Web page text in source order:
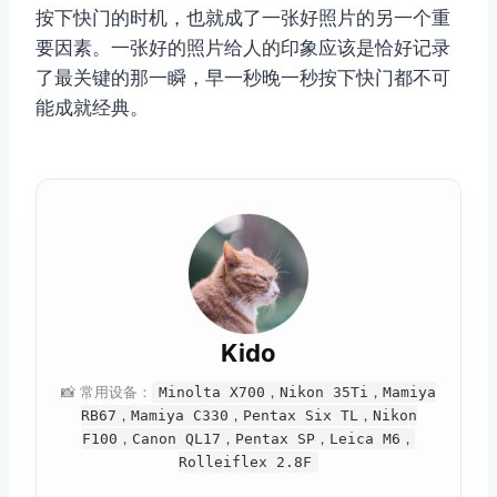
按下快门的时机，也就成了一张好照片的另一个重
要因素。一张好的照片给人的印象应该是恰好记录
了最关键的那一瞬，早一秒晚一秒按下快门都不可
能成就经典。
Kido
📸 常用设备：
Minolta X700，Nikon 35Ti，Mamiya
RB67，Mamiya C330，Pentax Six TL，Nikon
F100，Canon QL17，Pentax SP，Leica M6，
Rolleiflex 2.8F